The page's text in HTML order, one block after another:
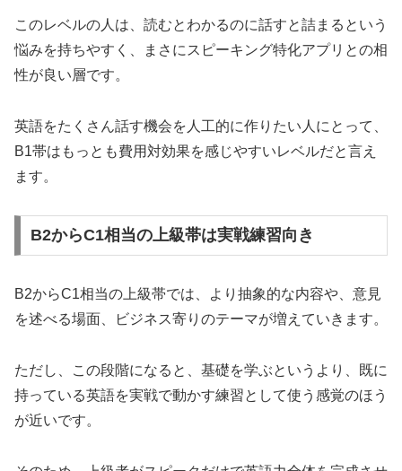
このレベルの人は、読むとわかるのに話すと詰まるという
悩みを持ちやすく、まさにスピーキング特化アプリとの相
性が良い層です。
英語をたくさん話す機会を人工的に作りたい人にとって、
B1帯はもっとも費用対効果を感じやすいレベルだと言え
ます。
B2からC1相当の上級帯は実戦練習向き
B2からC1相当の上級帯では、より抽象的な内容や、意見
を述べる場面、ビジネス寄りのテーマが増えていきます。
ただし、この段階になると、基礎を学ぶというより、既に
持っている英語を実戦で動かす練習として使う感覚のほう
が近いです。